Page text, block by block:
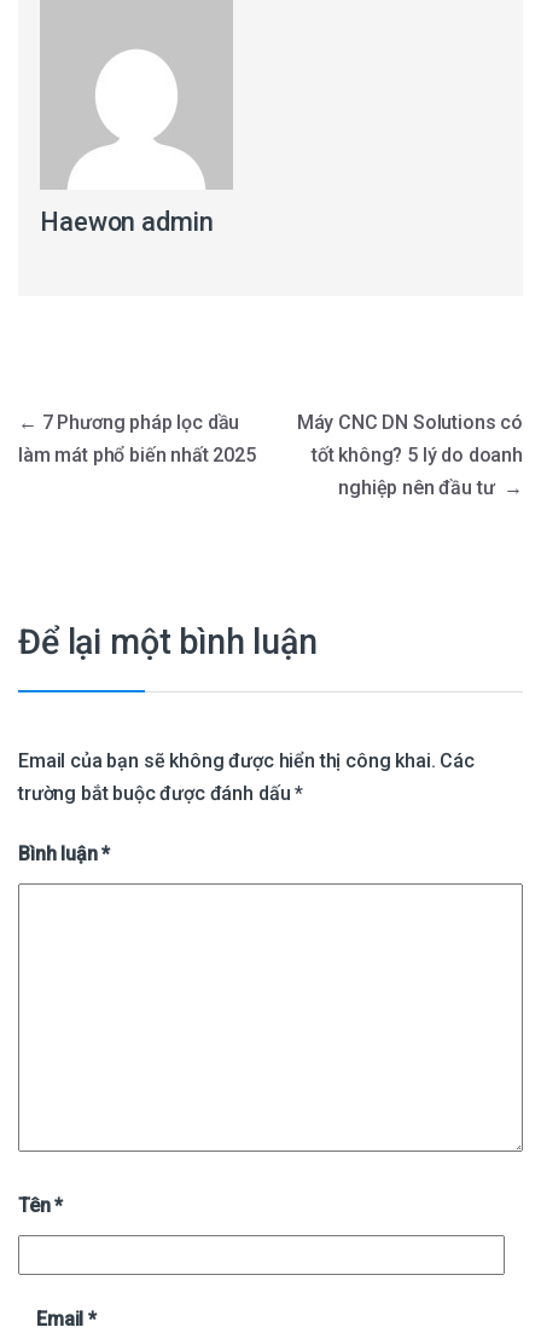
Haewon admin
Điều hướng bài viết
← 7 Phương pháp lọc dầu
làm mát phổ biến nhất 2025
Máy CNC DN Solutions có
tốt không? 5 lý do doanh
nghiệp nên đầu tư →
Để lại một bình luận
Email của bạn sẽ không được hiển thị công khai. Các
trường bắt buộc được đánh dấu*
Bình luận*
Tên*
Email*